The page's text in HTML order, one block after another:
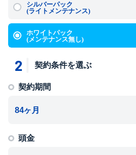
シルバーパック
(ライトメンテナンス)
ホワイトパック
(メンテナンス無し)
2 契約条件を選ぶ
契約期間
頭金